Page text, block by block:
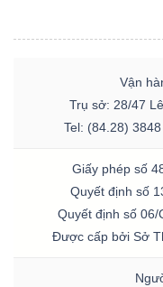
Vận
Trụ sở: 28/47
Tel: (84.28)
Giấy phép số
Quyết định số
Quyết định số
Được cấp bởi Sở